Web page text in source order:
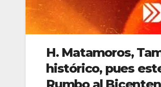
H. Matamoros,
histórico, pues